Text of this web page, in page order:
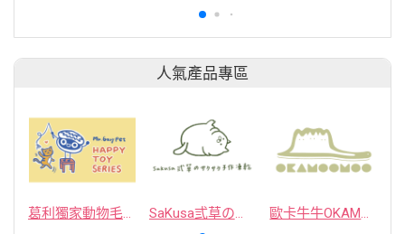
人氣產品專區
葛利獨家動物毛逗貓棒 SaKusa弎草のサクサク手作凍乾 歐卡牛牛OKAMOOMOO 貓草包